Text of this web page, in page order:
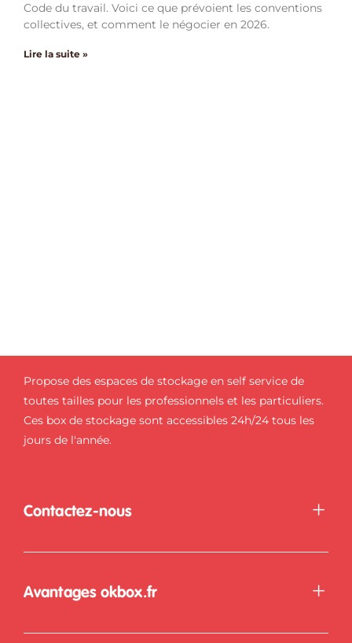
Code du travail. Voici ce que prévoient les conventions
collectives, et comment le négocier en 2026.
Lire la suite »
Propose des espaces de stockage en self service de
toutes tailles pour les professionnels et les particuliers.
Ces box de stockage sont accessibles 24h/24 tous les
jours de l'année.
Contactez-nous
Avantages okbox.fr